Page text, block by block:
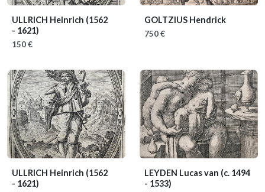
ULLRICH Heinrich (1562
- 1621)
150 €
GOLTZIUS Hendrick
750 €
ULLRICH Heinrich (1562
- 1621)
LEYDEN Lucas van (c. 1494
- 1533)